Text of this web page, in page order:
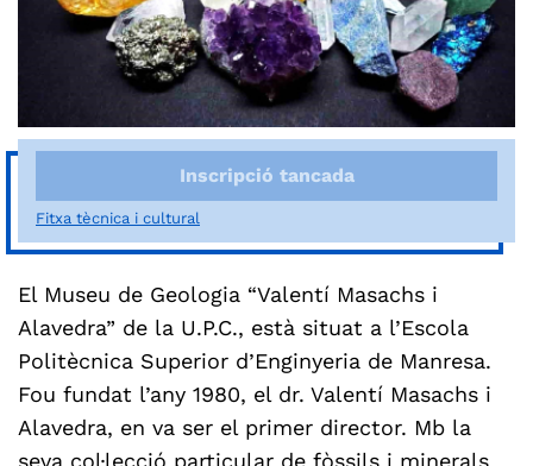
Inscripció tancada
Fitxa tècnica i cultural
El Museu de Geologia “Valentí Masachs i
Alavedra” de la U.P.C., està situat a l’Escola
Politècnica Superior d’Enginyeria de Manresa.
Fou fundat l’any 1980, el dr. Valentí Masachs i
Alavedra, en va ser el primer director. Mb la
seva col·lecció particular de fòssils i minerals